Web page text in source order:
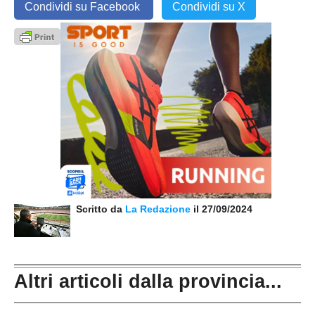
Condividi su Facebook Condividi su X
Scritto da La Redazione il 27/09/2024
Altri articoli dalla provincia...